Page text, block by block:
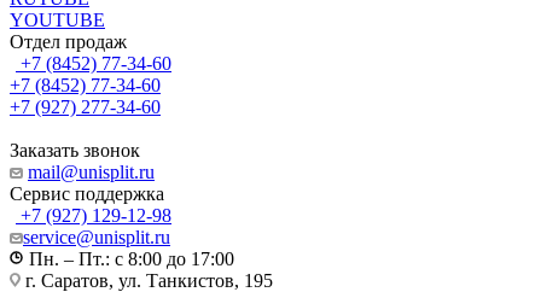
YOUTUBE
Отдел продаж
+7 (8452) 77-34-60
+7 (8452) 77-34-60
+7 (927) 277-34-60
Заказать звонок
mail@unisplit.ru
Cервис поддержка
+7 (927) 129-12-98
service@unisplit.ru
Пн. – Пт.: с 8:00 до 17:00
г. Саратов, ул. Танкистов, 195